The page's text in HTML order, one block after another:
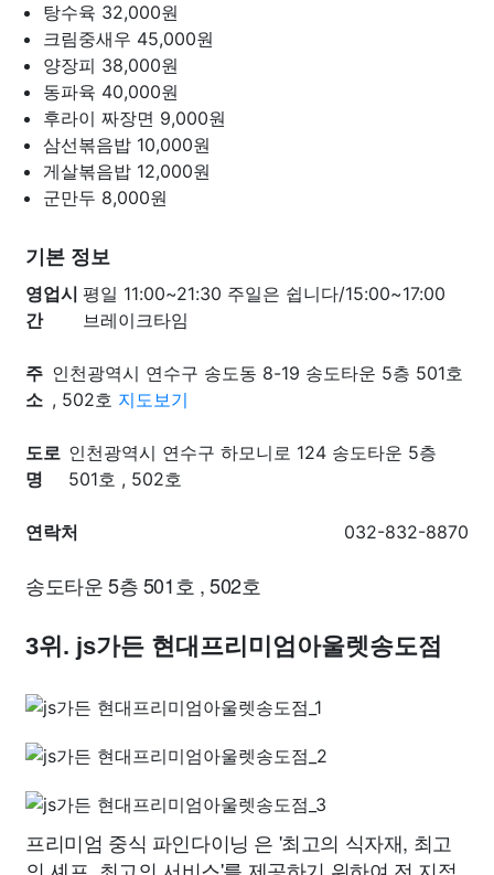
탕수육 32,000원
크림중새우 45,000원
양장피 38,000원
동파육 40,000원
후라이 짜장면 9,000원
삼선볶음밥 10,000원
게살볶음밥 12,000원
군만두 8,000원
기본 정보
영업시
간
평일 11:00~21:30 주일은 쉽니다/15:00~17:00
브레이크타임
주
소
인천광역시 연수구 송도동 8-19 송도타운 5층 501호
, 502호 지도보기
도로
명
인천광역시 연수구 하모니로 124 송도타운 5층
501호 , 502호
연락처 032-832-8870
송도타운 5층 501호 , 502호
3위. js가든 현대프리미엄아울렛송도점
프리미엄 중식 파인다이닝 은 '최고의 식자재, 최고